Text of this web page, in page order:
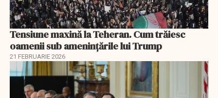
Tensiune maxină la Teheran. Cum trăiesc
oamenii sub amenințările lui Trump
21 FEBRUARIE 2026